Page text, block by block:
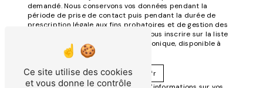
demandé. Nous conservons vos données pendant la
période de prise de contact puis pendant la durée de
prescription légale aux fins probatoires et de gestion des
contentieux. Vous avez le droit de vous inscrire sur la liste
d'opposition au démarchage téléphonique, disponible à
cette adresse:
Bloctel.gouv.fr
Ce site utilise des cookies
et vous donne le contrôle